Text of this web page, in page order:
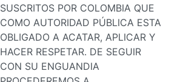
SUSCRITOS POR COLOMBIA QUE
COMO AUTORIDAD PÚBLICA ESTA
OBLIGADO A ACATAR, APLICAR Y
HACER RESPETAR. DE SEGUIR
CON SU ENGUANDIA